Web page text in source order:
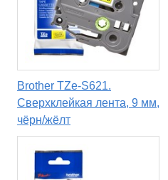
Brother TZe-S621.
Сверхклейкая лента, 9 мм,
чёрн/жёлт